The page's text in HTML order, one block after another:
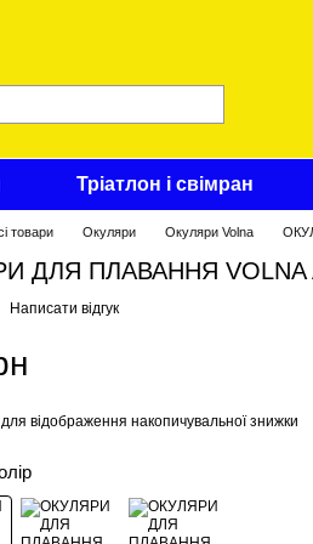
Тріатлон і свімран
товари Окуляри Окуляри Volna
ДЛЯ ПЛАВАННЯ VOLNA
Написати відгук
для відображення накопичувальної знижки